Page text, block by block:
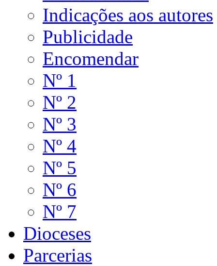
Indicações aos autores
Publicidade
Encomendar
Nº 1
Nº 2
Nº 3
Nº 4
Nº 5
Nº 6
Nº 7
Dioceses
Parcerias